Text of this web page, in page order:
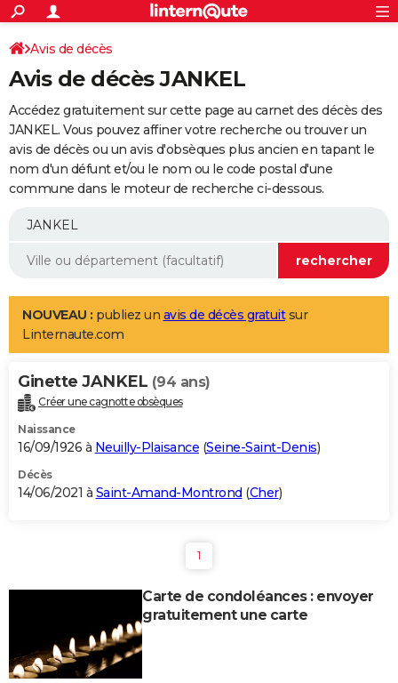
ACTUALITÉS
Politique
Société
Faits Divers
Education
Monde
Villes
+
SPORT
Coupe du monde 2026
Football
Tennis
Cyclisme
Rugby
Forum
Programme TV
TNT
Streaming
Cinéma
Sorties cinéma
Musique
+
FINANCE
Retraite
Epargne
Immobilier
Risques naturels par ville
Banque
Assurance
AUTO
Essais
Réserver un essai
Citadines
Berlines
SUV
Forum auto
+
Mobiles
Meilleur smartphone
Internet
Ordinateurs
Jeux vidéo
Guide high-tech
Aménagement intérieur
LIFESTYLE
Art de vivre
Bien-être
Loisirs
Mode
Modes de vie
Alimentation
Guide de la santé
Maladies
Médicaments
Sommeil
VOYAGE
Destinations
City break
Voyage nature
Voyage de noces
Forum
Climat
+PHOTO
GUIDES D'ACHAT
BONS PLANS
COPAINS D'AVANT
S'inscrire
Se connecter
Lycées
Collèges
Primaires
Universités
Entreprises
Service militaire
Avis de recherche
AVIS DE DÉCÈS
Avis de décès
Avis de décès JANKEL
Accédez gratuitement sur cette page au carnet des décès des
JANKEL. Vous pouvez affiner votre recherche ou trouver un
avis de décès ou un avis d'obsèques plus ancien en tapant le
nom d'un défunt et/ou le nom ou le code postal d'une
commune dans le moteur de recherche ci-dessous.
NOUVEAU : publiez un avis de décès gratuitsur
Linternaute.com
Ginette JANKEL (94 ans)
Créer une cagnotte obsèques
Naissance
16/09/1926 à Neuilly-Plaisance (Seine-Saint-Denis)
Décès
14/06/2021 à Saint-Amand-Montrond (Cher)
1
Carte de condoléances : envoyer
gratuitement une carte